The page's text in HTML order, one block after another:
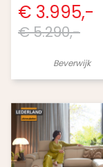
€ 3.995,-
€ 5.290,-
Beverwijk